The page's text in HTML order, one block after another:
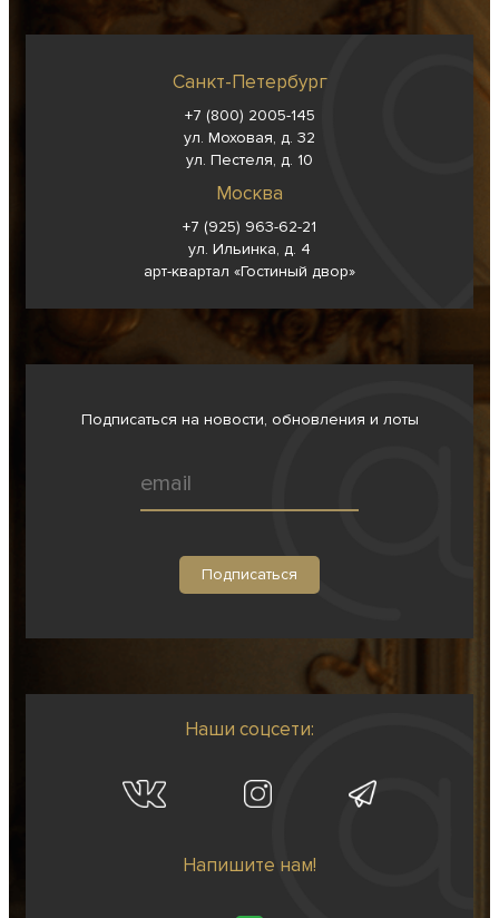
Санкт-Петербург
+7 (800) 2005-145
ул. Моховая, д. 32
ул. Пестеля, д. 10
Москва
+7 (925) 963-62-21
ул. Ильинка, д. 4
арт-квартал «Гостиный двор»
Подписаться на новости, обновления и лоты
Наши соцсети:
Напишите нам!